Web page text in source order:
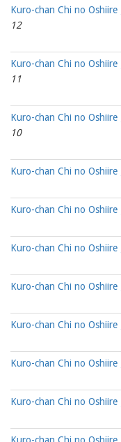
Kuro-chan Chi no
12
Kuro-chan Chi no Oshiire
11
Kuro-chan Chi no
10
Kuro-chan Chi no
Kuro-chan Chi no
Kuro-chan Chi no
Kuro-chan Chi no
Kuro-chan Chi no
Kuro-chan Chi no
Kuro-chan Chi no